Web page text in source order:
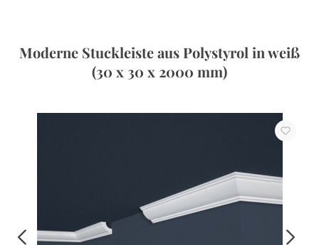
Moderne Stuckleiste aus Polystyrol in weiß
(30 x 30 x 2000 mm)